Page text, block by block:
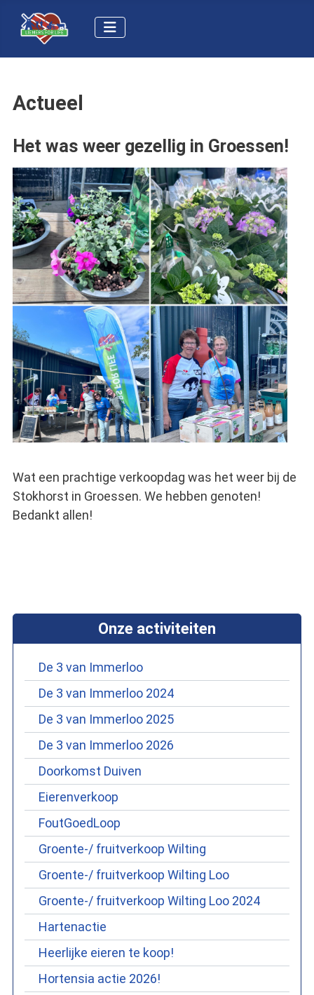
Actueel
Het was weer gezellig in Groessen!
Wat een prachtige verkoopdag was het weer bij de
Stokhorst in Groessen. We hebben genoten!
Bedankt allen!
Onze activiteiten
De 3 van Immerloo
De 3 van Immerloo 2024
De 3 van Immerloo 2025
De 3 van Immerloo 2026
Doorkomst Duiven
Eierenverkoop
FoutGoedLoop
Groente-/ fruitverkoop Wilting
Groente-/ fruitverkoop Wilting Loo
Groente-/ fruitverkoop Wilting Loo 2024
Hartenactie
Heerlijke eieren te koop!
Hortensia actie 2026!